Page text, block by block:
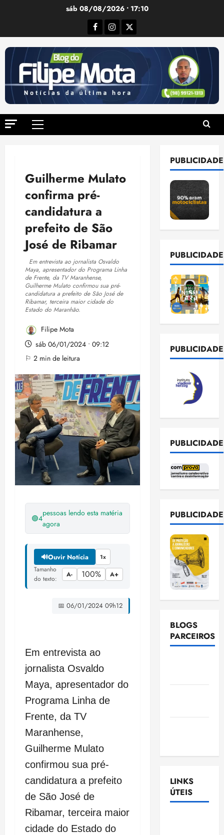
sáb 08/08/2026 • 17:10
Facebook
Instagram
Twitter
Menu
Guilherme Mulato
confirma pré-
candidatura a
prefeito de São
José de Ribamar
Em entrevista ao jornalista Osvaldo
Maya, apresentador do Programa Linha
de Frente, da TV Maranhense,
Guilherme Mulato confirmou sua pré-
candidatura a prefeito de São José de
Ribamar, terceira maior cidade do
Estado do Maranhão.
Filipe Mota
sáb 06/01/2024 • 09:12
⚐ 2 min de leitura
🟢4
pessoas lendo esta matéria
agora
🔊Ouvir Notícia 1x
Tamanho
do texto:
A- 100% A+
📅 06/01/2024 09h12
Em entrevista ao
jornalista Osvaldo
Maya, apresentador do
Programa Linha de
Frente, da TV
Maranhense,
Guilherme Mulato
confirmou sua pré-
candidatura a prefeito
de São José de
Ribamar, terceira maior
cidade do Estado do
PUBLICIDADE
PUBLICIDADE
PUBLICIDADE
PUBLICIDADE
PUBLICIDADE
BLOGS
PARCEIROS
LINKS
ÚTEIS